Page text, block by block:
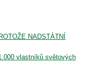
NADSTÁTNÍ
vlastníků světových